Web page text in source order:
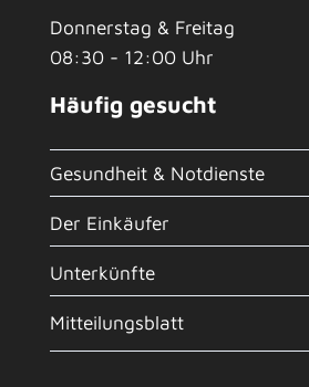
Donnerstag & Freitag
08:30 - 12:00 Uhr
Häufig gesucht
Gesundheit & Notdienste
Der Einkäufer
Unterkünfte
Mitteilungsblatt